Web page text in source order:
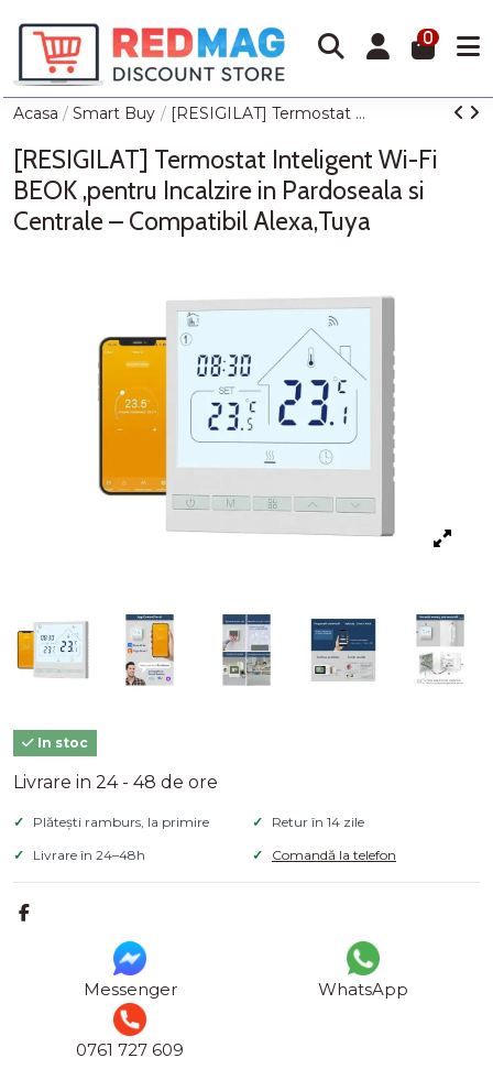
0
Acasa Smart Buy [RESIGILAT] Termostat Inteligent Wi-Fi BEOK ,pentru Incalzire in Pardoseala si Centrale – Compatibil Alexa,Tuya
[RESIGILAT] Termostat Inteligent Wi-Fi
BEOK ,pentru Incalzire in Pardoseala si
Centrale – Compatibil Alexa,Tuya
In stoc
Livrare in 24 - 48 de ore
Plătești ramburs, la primire
Retur în 14 zile
Livrare în 24–48h
Comandă la telefon
Messenger WhatsApp
0761 727 609